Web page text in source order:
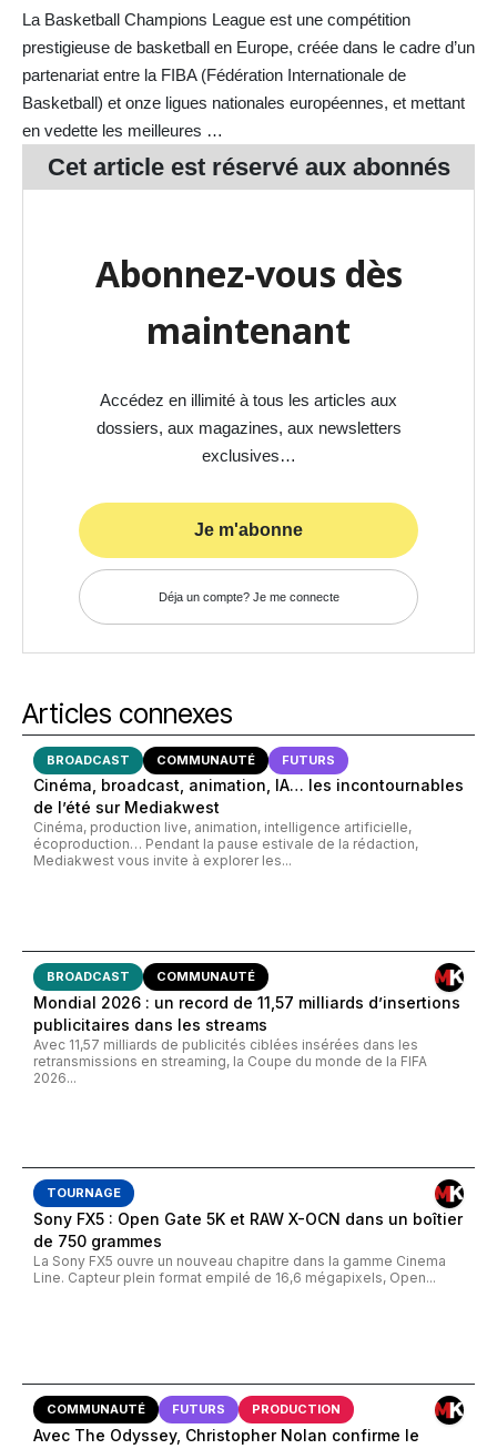
La Basketball Champions League est une compétition
prestigieuse de basketball en Europe, créée dans le cadre d’un
partenariat entre la FIBA (Fédération Internationale de
Basketball) et onze ligues nationales européennes, et mettant
en vedette les meilleures …
Cet article est réservé aux abonnés
Abonnez-vous dès
maintenant
Accédez en illimité à tous les articles aux
dossiers, aux magazines, aux newsletters
exclusives…
Je m'abonne
Déja un compte? Je me connecte
Articles connexes
BROADCAST COMMUNAUTÉ FUTURS
Cinéma, broadcast, animation, IA… les incontournables
de l’été sur Mediakwest
Cinéma, production live, animation, intelligence artificielle,
écoproduction… Pendant la pause estivale de la rédaction,
Mediakwest vous invite à explorer les...
BROADCAST COMMUNAUTÉ
Mondial 2026 : un record de 11,57 milliards d’insertions
publicitaires dans les streams
Avec 11,57 milliards de publicités ciblées insérées dans les
retransmissions en streaming, la Coupe du monde de la FIFA
2026...
TOURNAGE
Sony FX5 : Open Gate 5K et RAW X-OCN dans un boîtier
de 750 grammes
La Sony FX5 ouvre un nouveau chapitre dans la gamme Cinema
Line. Capteur plein format empilé de 16,6 mégapixels, Open...
COMMUNAUTÉ FUTURS PRODUCTION
Avec The Odyssey, Christopher Nolan confirme le